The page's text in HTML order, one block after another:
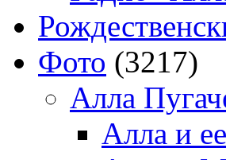
Фото (3217)
Алла
Алла и